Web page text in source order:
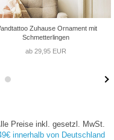
Zuhause Ornament mit
Schmetterlingen
ab 29,95 EUR
Preise inkl. gesetzl. MwSt.
innerhalb von Deutschland